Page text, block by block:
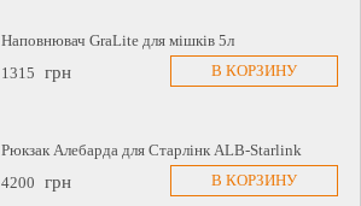
Наповнювач GraLite для мішків 5л
1315 грн В КОРЗИНУ
Рюкзак Алебарда для Старлінк ALB-Starlink
4200 грн В КОРЗИНУ